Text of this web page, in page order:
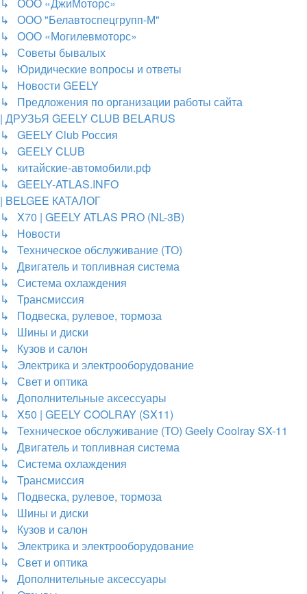
↳ ООО "Белавтоспецгрупп-М"
↳ ООО «Могилевмоторс»
↳ Советы бывалых
↳ Юридические вопросы и ответы
↳ Новости GEELY
↳ Предложения по организации работы сайта
| ДРУЗЬЯ GEELY CLUB BELARUS
↳ GEELY Club Россия
↳ GEELY CLUB
↳ китайские-автомобили.рф
↳ GEELY-ATLAS.INFO
| BELGEE КАТАЛОГ
↳ X70 | GEELY ATLAS PRO (NL-3B)
↳ Новости
↳ Техническое обслуживание (ТО)
↳ Двигатель и топливная система
↳ Система охлаждения
↳ Трансмиссия
↳ Подвеска, рулевое, тормоза
↳ Шины и диски
↳ Кузов и салон
↳ Электрика и электрооборудование
↳ Свет и оптика
↳ Дополнительные аксессуары
↳ X50 | GEELY COOLRAY (SX11)
↳ Техническое обслуживание (ТО) Geely Coolray SX-11
↳ Двигатель и топливная система
↳ Система охлаждения
↳ Трансмиссия
↳ Подвеска, рулевое, тормоза
↳ Шины и диски
↳ Кузов и салон
↳ Электрика и электрооборудование
↳ Свет и оптика
↳ Дополнительные аксессуары